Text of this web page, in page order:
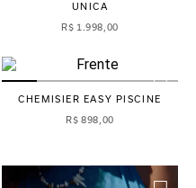
UNICA
R$ 1 .998 00
CHEMISIER EASY PISCINE
R$ 898 00